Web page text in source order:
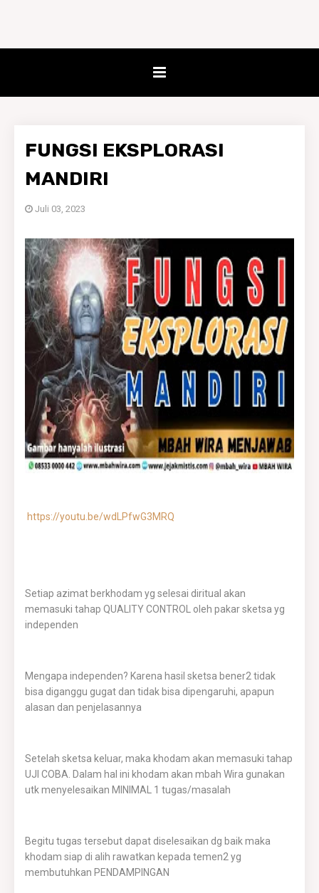
FUNGSI EKSPLORASI
MANDIRI
Juli 03, 2023
https://youtu.be/wdLPfwG3MRQ
Setiap azimat berkhodam yg selesai diritual akan
memasuki tahap QUALITY CONTROL oleh pakar sketsa yg
independen
Mengapa independen? Karena hasil sketsa bener2 tidak
bisa diganggu gugat dan tidak bisa dipengaruhi, apapun
alasan dan penjelasannya
Setelah sketsa keluar, maka khodam akan memasuki tahap
UJI COBA. Dalam hal ini khodam akan mbah Wira gunakan
utk menyelesaikan MINIMAL 1 tugas/masalah
Begitu tugas tersebut dapat diselesaikan dg baik maka
khodam siap di alih rawatkan kepada temen2 yg
membutuhkan PENDAMPINGAN